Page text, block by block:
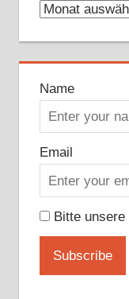
Archive
Name
Email
Bitte unsere